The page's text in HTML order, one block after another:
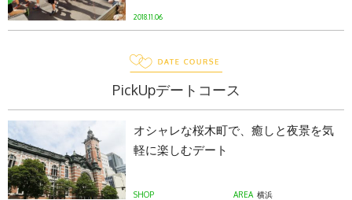
2018.11.06
PickUpデートコース
オシャレな桜木町で、癒しと夜景を気
軽に楽しむデート
SHOP AREA 横浜